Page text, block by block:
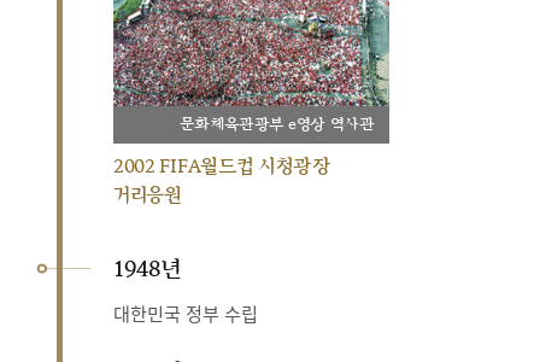
문화체육관광부 e영상 역사관
2002 FIFA월드컵 시청광장
거리응원
1948년
대한민국 정부 수립